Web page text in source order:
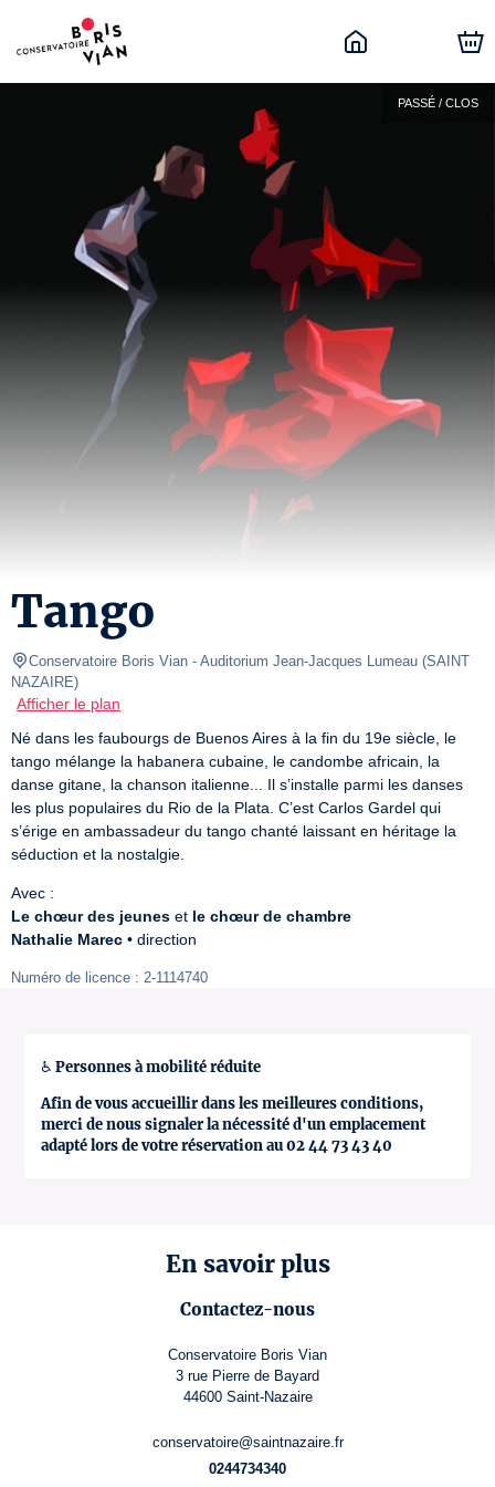
PASSÉ / CLOS
Tango
Conservatoire Boris Vian - Auditorium Jean-Jacques Lumeau (SAINT
NAZAIRE)
Afficher le plan
Né dans les faubourgs de Buenos Aires à la fin du 19e siècle, le
tango mélange la habanera cubaine, le candombe africain, la
danse gitane, la chanson italienne... Il s’installe parmi les danses
les plus populaires du Rio de la Plata. C’est Carlos Gardel qui
s’érige en ambassadeur du tango chanté laissant en héritage la
séduction et la nostalgie.
Le chœur des jeunes et le chœur de chambre
Nathalie Marec • direction
Numéro de licence : 2-1114740
♿ Personnes à mobilité réduite
Afin de vous accueillir dans les meilleures conditions,
merci de nous signaler la nécessité d'un emplacement
adapté lors de votre réservation au 02 44 73 43 40
En savoir plus
Contactez-nous
Conservatoire Boris Vian
3 rue Pierre de Bayard
44600 Saint-Nazaire
conservatoire@saintnazaire.fr
0244734340